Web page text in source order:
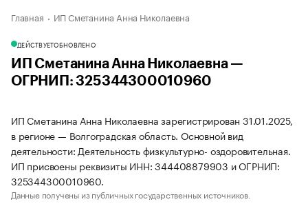
Главная ИП Сметанина Анна Николаевна
ДЕЙСТВУЕТОБНОВЛЕНО
ИП Сметанина Анна Николаевна —
ОГРНИП: 325344300010960
ИП Сметанина Анна Николаевна зарегистрирован 31.01.2025,
в регионе — Волгоградская область. Основной вид
деятельности: Деятельность физкультурно- оздоровительная.
ИП присвоены реквизиты ИНН: 344408879903 и ОГРНИП:
325344300010960.
Данные получены из публичных государственных источников.